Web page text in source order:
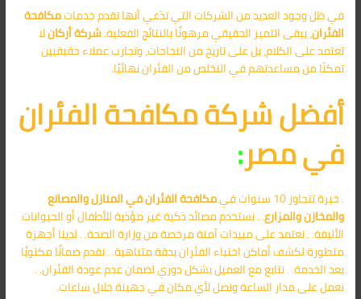
في ظل وجود العديد من الشركات التي تدّعي أنها تقدم خدماتمكافحة
الفئران، يبقى التميز الحقيقي مرهونًا بالنتائج الفعلية.شركة أركانلا
تعتمد على الكلام، بل على تاريخ من النجاحات، وتجارب عملاء حقيقيين
تمكنّا من مساعدتهم في التخلص من الفئران نهائيًا.
أفضل شركة مكافحة الفئران
في مصر:
. خبرة تتجاوز 10 سنوات في
مكافحة الفئران في المنازل والمصانع
والمخازن والمزارع. . نستخدم مصائد ذكية غير مؤذية للأطفال أو الحيوانات
الأليفة. . نعتمد على مبيدات آمنة مرخصة من وزارة الصحة. . لدينا أجهزة
متطورة لكشف أماكن اختباء الفئران بدقة متناهية. . نقدم ضمانًا مكتوبًا
بعد الخدمة. . نتابع مع العميل بشكل دوري لضمان عدم عودة الفئران. .
نعمل على مدار الساعة ونصل لأي مكان في جهينة خلال ساعات.